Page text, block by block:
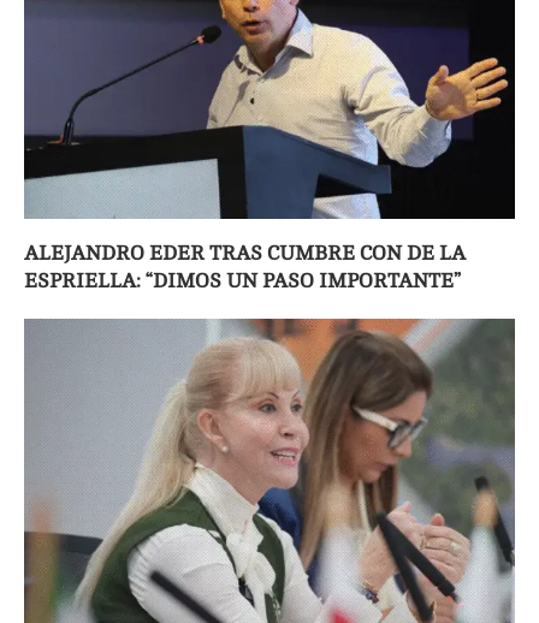
ALEJANDRO EDER TRAS CUMBRE CON DE LA
ESPRIELLA: “DIMOS UN PASO IMPORTANTE”